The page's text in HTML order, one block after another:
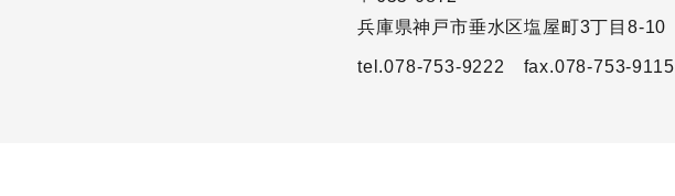
兵庫県神戸市垂水区塩屋町3丁目8-10
tel.078-753-9222 fax.078-753-9115